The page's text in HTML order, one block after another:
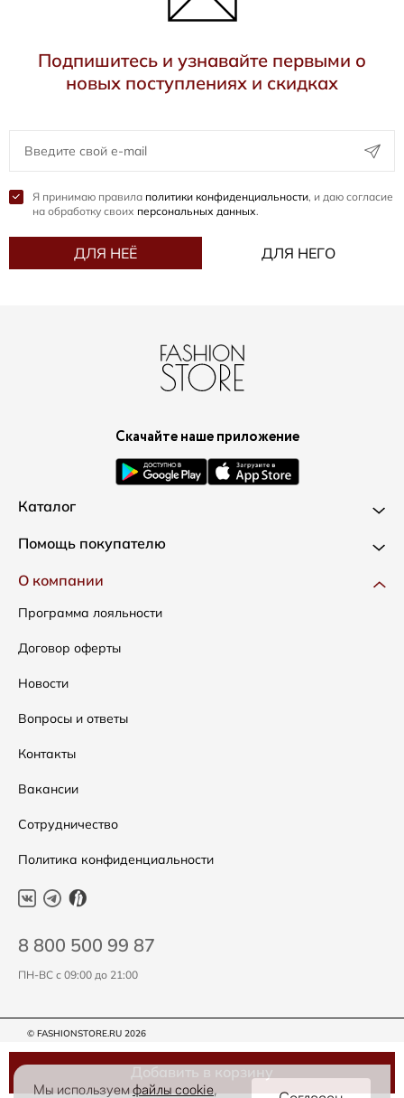
Добавить в корзину
Подпишитесь и узнавайте первыми о
новых поступлениях и скидках
Я принимаю правила политики конфиденциальности, и даю согласие
на обработку своих персональных данных.
ДЛЯ НЕЁ ДЛЯ НЕГО
Скачайте наше приложение
Каталог
Новинки
Одежда
Сумки
Аксессуары
Распродажа
Подарочные сертификаты
Помощь покупателю
Доставка и оплата
Как оформить заказ
Условия возвратов
Таблица размеров
Уход за одеждой
О компании
Программа лояльности
Договор оферты
Новости
Вопросы и ответы
Контакты
Вакансии
Сотрудничество
Политика конфиденциальности
8 800 500 99 87
ПН-ВС с 09:00 до 21:00
© FASHIONSTORE.RU 2026
Мы используемфайлы cookie